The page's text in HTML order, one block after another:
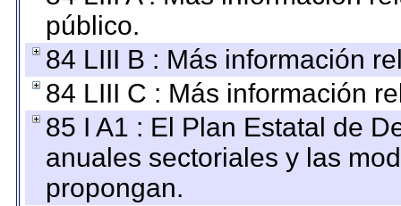
público.
84 LIII B : Más información
84 LIII C : Más información
85 I A1 : El Plan Estatal de
anuales sectoriales y las
propongan.